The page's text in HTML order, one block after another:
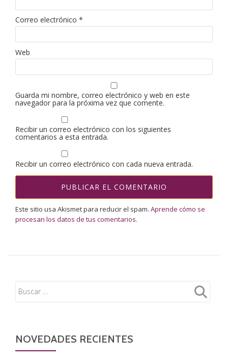
Correo electrónico *
Web
Guarda mi nombre, correo electrónico y web en este
navegador para la próxima vez que comente.
Recibir un correo electrónico con los siguientes
comentarios a esta entrada.
Recibir un correo electrónico con cada nueva entrada.
Este sitio usa Akismet para reducir el spam. Aprende cómo se
procesan los datos de tus comentarios.
NOVEDADES RECIENTES